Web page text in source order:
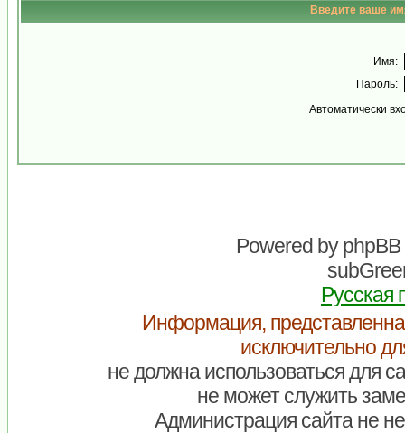
Введите ваше
Имя:
Пароль:
Автоматически
Powered byphpBB
Русская
Информация,
исключительно
не должна использоваться для
не может служить
Администрация сайта не